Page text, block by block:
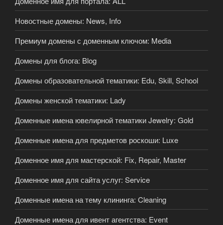
Новостные домены: News, Info
Премиум домены с доменным ключом: Media
Домены для блога: Blog
Домены образовательной тематики: Edu, Skill, School
Домены женской тематики: Lady
Доменные имена ювелирной тематики Jewelry: Gold
Доменные имена для предметов роскоши: Luxe
Доменное имя для мастерской: Fix, Repair, Master
Доменное имя для сайта услуг: Service
Доменные имена на тему клининга: Cleaning
Доменные имена для ивент агентства: Event